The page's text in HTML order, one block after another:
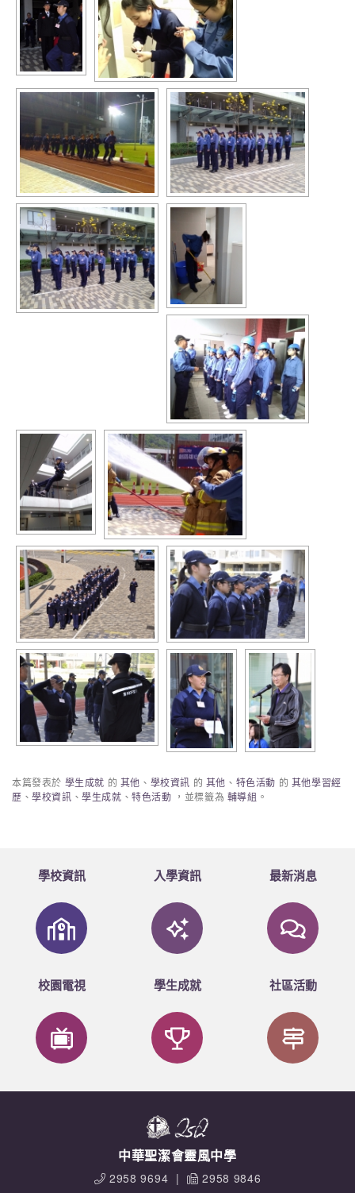
本篇發表於 學生成就 的 其他 、 學校資訊 的 其他 、 特色活動 的 其他學習經
歷 、學校資訊 、學生成就 、特色活動 ，並標籤為 輔導組 。
學校資訊 入學資訊 最新消息
校園電視 學生成就 社區活動
中華聖潔會靈風中學
2958 9694 |
2958 9846